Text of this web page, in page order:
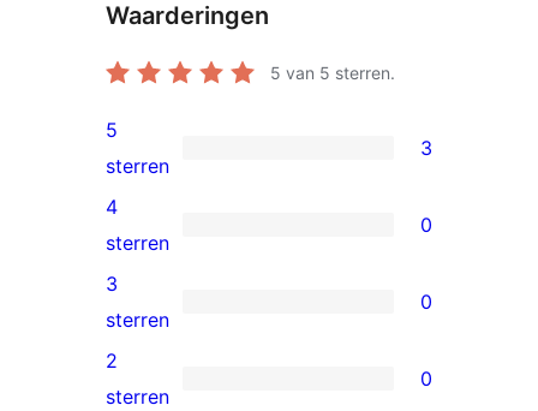
Waarderingen
5 van 5 sterren.
3
5
sterren
beoordelingen
5
sterren
3
0
4
sterren
beoordelingen
4
sterren
0
0
3
sterren
3
sterren
0
0
2
sterren
0